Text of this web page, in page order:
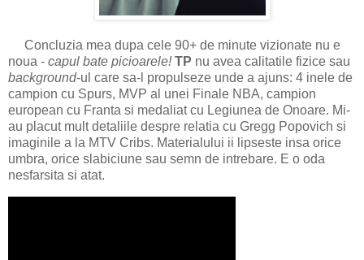
Concluzia mea dupa cele 90+ de minute vizionate nu e
noua - capul bate picioarele!TP nu avea calitatile fizice sau
background-ul care sa-l propulseze unde a ajuns: 4 inele de
campion cu Spurs, MVP al unei Finale NBA, campion
european cu Franta si medaliat cu Legiunea de Onoare. Mi-
au placut mult detaliile despre relatia cu Gregg Popovich si
imaginile a la MTV Cribs. Materialului ii lipseste insa orice
umbra, orice slabiciune sau semn de intrebare. E o oda
nesfarsita si atat.